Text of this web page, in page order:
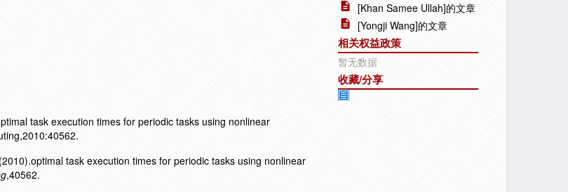
task execution times for periodic tasks using nonlinear
task execution times for periodic tasks using nonlinear
,40562.
[Khan Samee Ullah]的文章
[Yongji Wang]的文章
相关权益政策
暂无数据
收藏/分享